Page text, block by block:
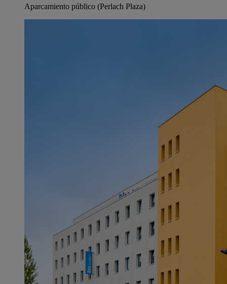
Aparcamiento público (Perlach Plaza)